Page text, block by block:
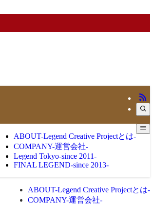
ABOUT-Legend Creative Projectとは-
COMPANY-運営会社-
Legend Tokyo-since 2011-
FINAL LEGEND-since 2013-
ABOUT-Legend Creative Projectとは-
COMPANY-運営会社-